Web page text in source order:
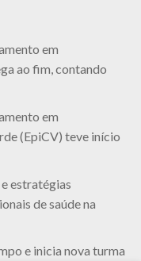
em
ao fim, contando
em
(EpiCV) teve início
estratégias
de saúde na
e inicia nova turma